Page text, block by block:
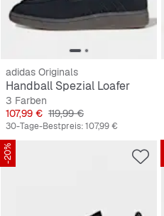
adidas Originals
Handball Spezial Loafer
3 Farben
Preis
107,99 € Originalpreis
119,99 €
30-Tage-Bestpreis:107,99 €
-20%